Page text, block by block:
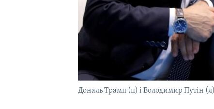
Дональ Трамп (п) і Володимир Путін